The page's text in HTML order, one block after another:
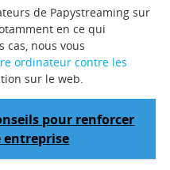
de Papystreaming sur
en ce qui
cas, nous vous
ordinateur contre les
sur le web.
pour renforcer
entreprise